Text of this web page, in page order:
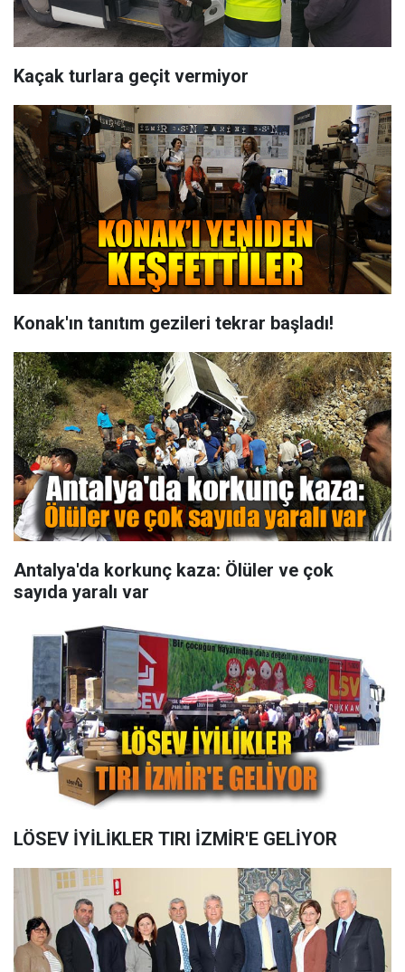
Kaçak turlara geçit vermiyor
Konak'ın tanıtım gezileri tekrar başladı!
Antalya'da korkunç kaza: Ölüler ve çok
sayıda yaralı var
LÖSEV İYİLİKLER TIRI İZMİR'E GELİYOR